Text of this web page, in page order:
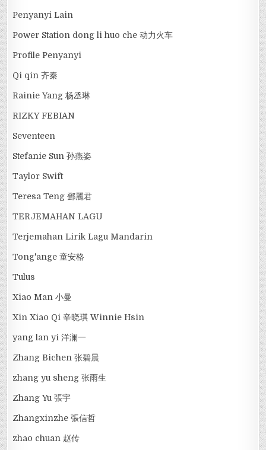
Penyanyi Lain
Power Station dong li huo che 动力火车
Profile Penyanyi
Qi qin 齐秦
Rainie Yang 杨丞琳
RIZKY FEBIAN
Seventeen
Stefanie Sun 孙燕姿
Taylor Swift
Teresa Teng 鄧麗君
TERJEMAHAN LAGU
Terjemahan Lirik Lagu Mandarin
Tong'ange 童安格
Tulus
Xiao Man 小曼
Xin Xiao Qi 辛晓琪 Winnie Hsin
yang lan yi 洋澜一
Zhang Bichen 张碧晨
zhang yu sheng 张雨生
Zhang Yu 張宇
Zhangxinzhe 張信哲
zhao chuan 赵传